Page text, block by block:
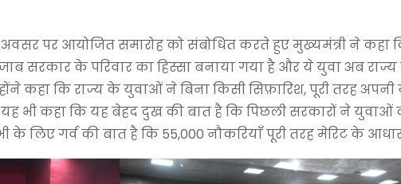
पर आयोजित समारोह को संबोधित करते हुए मुख्यमंत्री ने कहा
सरकार के परिवार का हिस्सा बनाया गया है और ये युवा अब
कहा कि राज्य के युवाओं ने बिना किसी सिफ़ारिश, पूरी तरह अपनी
भी कहा कि यह बेहद दुख की बात है कि पिछली सरकारों ने युवाओं
लिए गर्व की बात है कि 55,000 नौकरियाँ पूरी तरह मेरिट के आधार